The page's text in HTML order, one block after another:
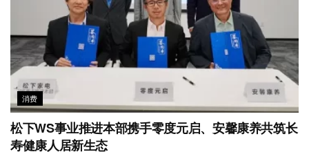
消费
松下WS事业推进本部携手零度元启、安馨康养共筑长
寿健康人居新生态